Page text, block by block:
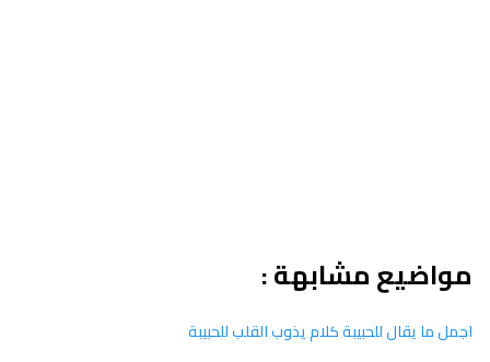
مواضيع مشابهة :
اجمل ما يقال للحبيبة كلام يذوب القلب للحبيبة